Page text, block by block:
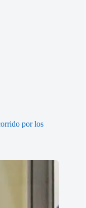
por los